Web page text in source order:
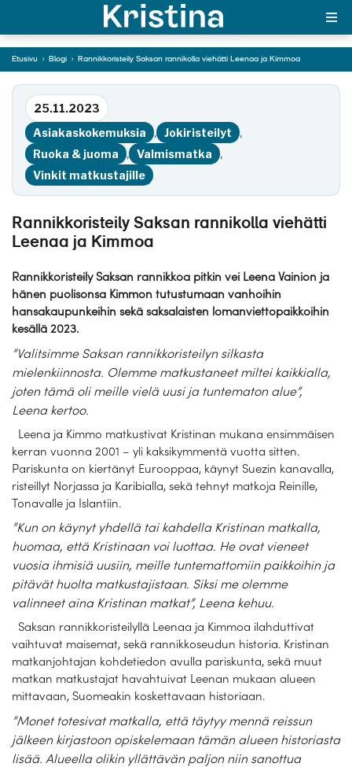
MAJAKKA-portaali
Suosikit
OTA YHTEYTTÄ
Matkatyypit
Matkakalenteri
Laivat
Hyvä tietää
Meistä
viehätti Leenaa ja
Kimmoa
Siirry tekstiin
Etusivu › Blogi › Rannikkoristeily Saksan rannikolla viehätti Leenaa ja Kimmoa
25.11.2023
Asiakaskokemuksia
, Jokiristeilyt
,
Ruoka & juoma
, Valmismatka
,
Vinkit matkustajille
Rannikkoristeily Saksan rannikolla viehätti
Leenaa ja Kimmoa
Rannikkoristeily Saksan rannikkoa pitkin vei Leena Vainion ja
hänen puolisonsa Kimmon tutustumaan vanhoihin
hansakaupunkeihin sekä saksalaisten lomanviettopaikkoihin
kesällä 2023.
”Valitsimme Saksan rannikkoristeilyn silkasta
mielenkiinnosta. Olemme matkustaneet miltei kaikkialla,
joten tämä oli meille vielä uusi ja tuntematon alue”,
Leena kertoo.
Leena ja Kimmo matkustivat Kristinan mukana ensimmäisen
kerran vuonna 2001 – yli kaksikymmentä vuotta sitten.
Pariskunta on kiertänyt Eurooppaa, käynyt Suezin kanavalla,
risteillyt Norjassa ja Karibialla, sekä tehnyt matkoja Reinille,
Tonavalle ja Islantiin.
”Kun on käynyt yhdellä tai kahdella Kristinan matkalla,
huomaa, että Kristinaan voi luottaa. He ovat vieneet
vuosia ihmisiä uusiin, meille tuntemattomiin paikkoihin ja
pitävät huolta matkustajistaan. Siksi me olemme
valinneet aina Kristinan matkat”, Leena kehuu.
Saksan rannikkoristeilyllä Leenaa ja Kimmoa ilahduttivat
vaihtuvat maisemat, sekä rannikkoseudun historia. Kristinan
matkanjohtajan kohdetiedon avulla pariskunta, sekä muut
matkan matkustajat havahtuivat Leenan mukaan alueen
mittavaan, Suomeakin koskettavaan historiaan.
”Monet totesivat matkalla, että täytyy mennä reissun
jälkeen kirjastoon opiskelemaan tämän alueen historiasta
lisää. Alueella olikin yllättävän paljon niin sanottua